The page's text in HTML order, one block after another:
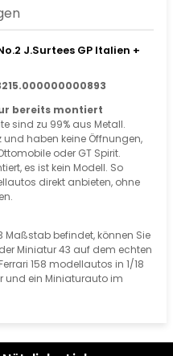
J.Surtees GP Italien +
bereits montiert
sind zu 99% aus Metall.
haben keine Öffnungen,
oder GT Spirit.
es ist kein Modell. So
direkt anbieten, ohne
Maßstab befindet, können Sie
Miniatur 43 auf dem echten
158 modellautos in 1/18
und ein Miniaturauto im